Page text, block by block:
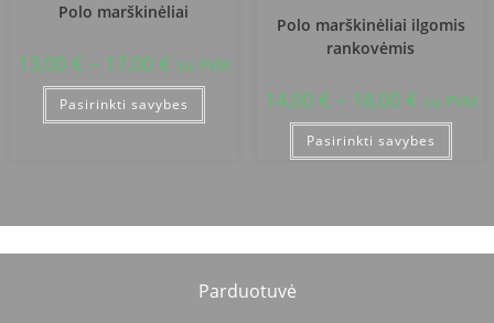
Polo marškinėliai
13,00 € – 17,00 € su PVM
Pasirinkti savybes
Polo marškinėliai ilgomis
rankovėmis
14,00 € – 18,00 € su PVM
Pasirinkti savybes
Parduotuvė